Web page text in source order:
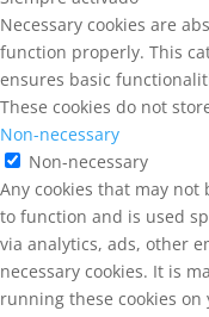
Necessary cookies are
function properly. This
ensures basic
These cookies do not
Non-necessary
Non-necessary
Any cookies that may
to function and is used
via analytics, ads, other
necessary cookies. It is
running these cookies on